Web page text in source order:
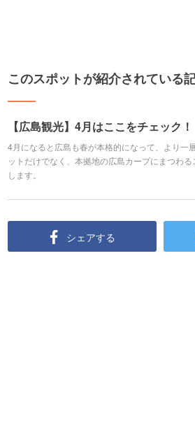
このスポットが紹介されている
【広島観光】4月はここをチェック！
4月になると広島も春が本格的になって、より一
ットだけでなく、本拠地の広島カープにまつわ
します。
シェアする